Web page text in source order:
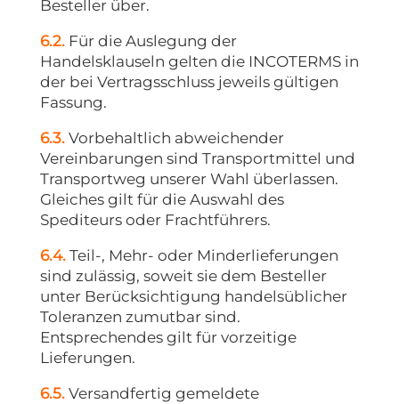
Besteller über.
6.2.Für die Auslegung der
Handelsklauseln gelten die INCOTERMS in
der bei Vertragsschluss jeweils gültigen
Fassung.
6.3.Vorbehaltlich abweichender
Vereinbarungen sind Transportmittel und
Transportweg unserer Wahl überlassen.
Gleiches gilt für die Auswahl des
Spediteurs oder Frachtführers.
6.4.Teil-, Mehr- oder Minderlieferungen
sind zulässig, soweit sie dem Besteller
unter Berücksichtigung handelsüblicher
Toleranzen zumutbar sind.
Entsprechendes gilt für vorzeitige
Lieferungen.
6.5. Versandfertig gemeldete